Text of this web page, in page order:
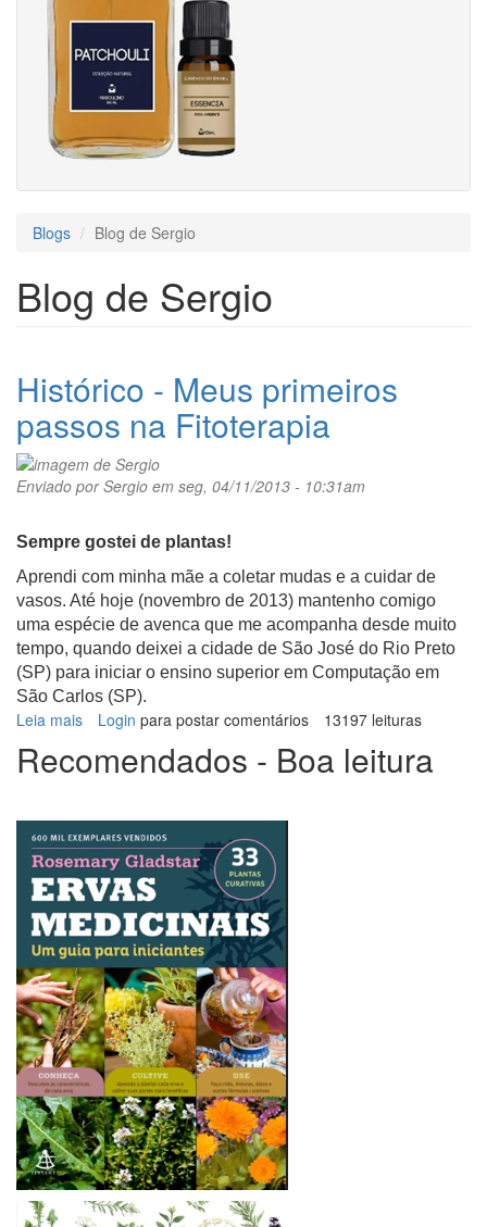
Blogs Blog de Sergio
Blog de Sergio
Histórico - Meus primeiros
passos na Fitoterapia
Enviado porSergio em seg, 04/11/2013 - 10:31am
Sempre gostei de plantas!
Aprendi com minha mãe a coletar mudas e a cuidar de
vasos. Até hoje (novembro de 2013) mantenho comigo
uma espécie de avenca que me acompanha desde muito
tempo, quando deixei a cidade de São José do Rio Preto
(SP) para iniciar o ensino superior em Computação em
São Carlos (SP).
Leia mais sobre
-
passos
na
Fitoterapia
Login para postar comentários 13197 leituras
Recomendados - Boa leitura